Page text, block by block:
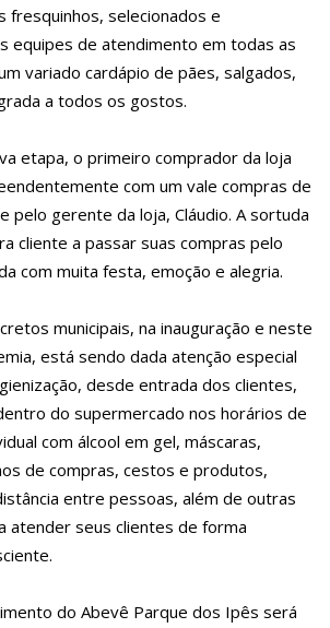
fresquinhos, selecionados e
equipes de atendimento em todas as
variado cardápio de pães, salgados,
a todos os gostos.
etapa, o primeiro comprador da loja
com um vale compras de
pelo gerente da loja, Cláudio. A sortuda
cliente a passar suas compras pelo
com muita festa, emoção e alegria.
municipais, na inauguração e neste
está sendo dada atenção especial
desde entrada dos clientes,
do supermercado nos horários de
com álcool em gel, máscaras,
de compras, cestos e produtos,
entre pessoas, além de outras
atender seus clientes de forma
do Abevê Parque dos Ipês será